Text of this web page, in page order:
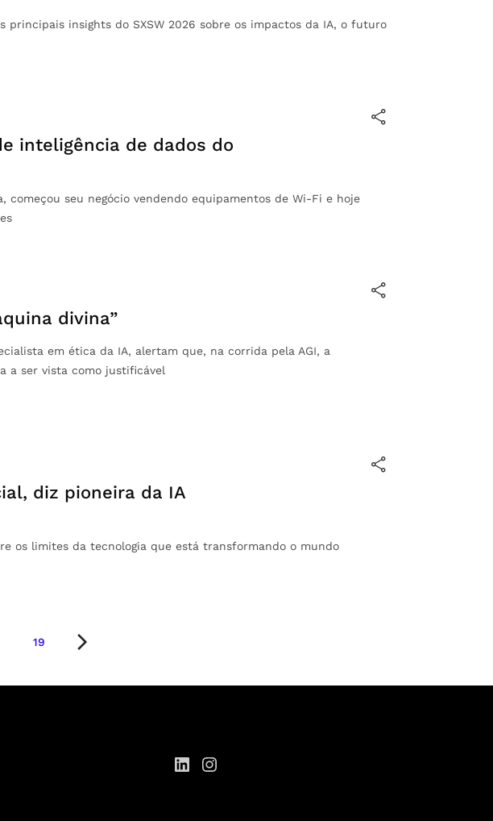
principais insights do SXSW 2026 sobre os impactos da IA, o futuro
inteligência de dados do
começou seu negócio vendendo equipamentos de Wi-Fi e hoje
divina”
em ética da IA, alertam que, na corrida pela AGI, a
a ser vista como justificável
diz pioneira da IA
os limites da tecnologia que está transformando o mundo
Página
19